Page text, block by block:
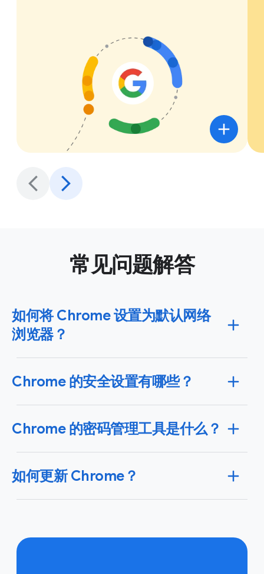
常见问题解答
如何将 Chrome 设置为默认网络
浏览器？
或 Android 设备上将 Chrome 设为默认浏览器。将
动在 Chrome 中打开。如需查找适合您设备的特定说
明，请点击
此处。
Chrome 的安全设置有哪些？
性。使用安全检查功能，您可以立即排查是否有密码发
的 Chrome 更新。详细了解 Chrome 的安全和保护功
能 。
Chrome 的密码管理工具是什么？
保存、管理和保护密码。此外，该工具还有助于您为所
细了解 Google 密码管理工具。
如何更新 Chrome？
能会看到更新提醒。详细了解 Chrome 更新。